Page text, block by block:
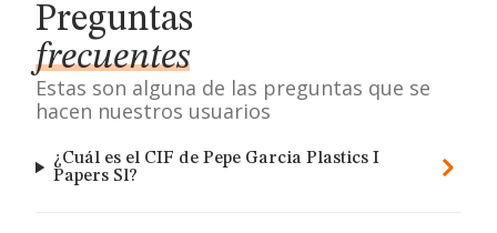
Preguntas
frecuentes
Estas son alguna de las preguntas que se
hacen nuestros usuarios
¿Cuál es el CIF de Pepe Garcia Plastics I
Papers Sl?